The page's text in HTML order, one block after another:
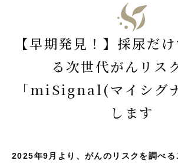
【早期発見！】採尿だ
る次世代がんリス
「miSignal(マイシグ
します
2025年9月より、がんのリスクを調べる